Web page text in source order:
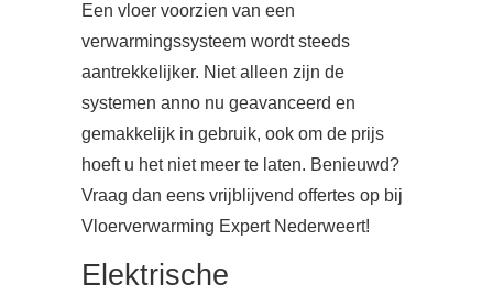
Een vloer voorzien van een
verwarmingssysteem wordt steeds
aantrekkelijker. Niet alleen zijn de
systemen anno nu geavanceerd en
gemakkelijk in gebruik, ook om de prijs
hoeft u het niet meer te laten. Benieuwd?
Vraag dan eens vrijblijvend offertes op bij
Vloerverwarming Expert Nederweert!
Elektrische